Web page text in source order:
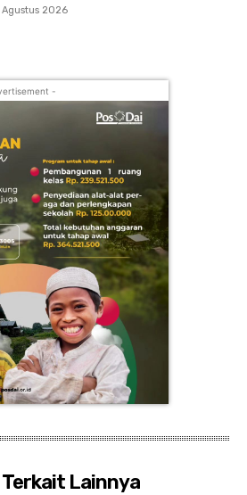
Agustus 2026
-
Terkait Lainnya